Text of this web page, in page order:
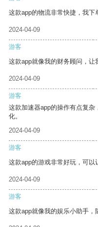
这款app的物流非常快捷，我下
2024-04-09
游客
这款app就像我的财务顾问，让
2024-04-09
游客
这款加速器app的操作有点复
化。
2024-04-09
游客
这款app的游戏非常好玩，可以
2024-04-09
游客
这款app就像我的娱乐小助手，